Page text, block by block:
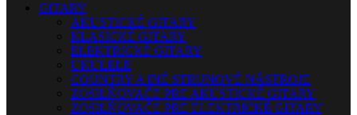
GITARY
AKUSTICKÉ GITARY
KLASICKÉ GITARY
ELEKTRICKÉ GITARY
UKULELE
COUNTRY A INÉ STRUNOVÉ NÁSTROJE
ZOSILŇOVAČE PRE AKUSTICKÉ GITARY
ZOSILŇOVAČE PRE ELEKTRICKÉ GITARY